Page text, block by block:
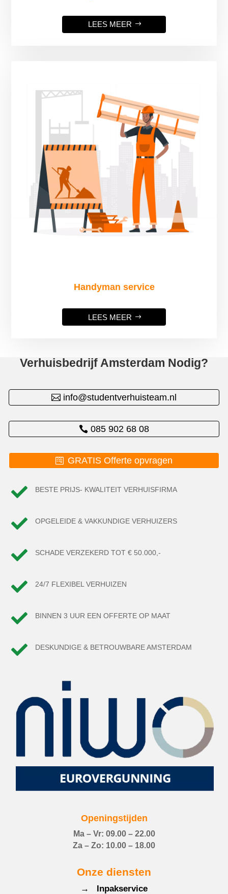
LEES MEER
Handyman service
LEES MEER
Verhuisbedrijf Amsterdam Nodig?
info@studentverhuisteam.nl
085 902 68 08
GRATIS Offerte opvragen
 BESTE PRIJS- KWALITEIT VERHUISFIRMA
 OPGELEIDE & VAKKUNDIGE VERHUIZERS
 SCHADE VERZEKERD TOT € 50.000,-
 24/7 FLEXIBEL VERHUIZEN
 BINNEN 3 UUR EEN OFFERTE OP MAAT
 DESKUNDIGE & BETROUWBARE AMSTERDAM
Openingstijden
Ma – Vr: 09.00 – 22.00
Za – Zo: 10.00 – 18.00
Onze diensten
→ Inpakservice